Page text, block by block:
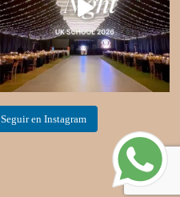
Seguir en Instagram